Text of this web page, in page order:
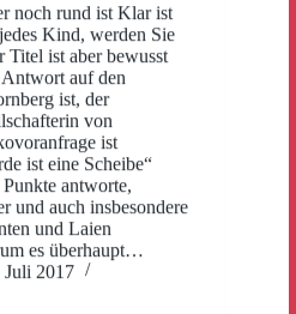
noch rund ist Klar ist
Kind, werden Sie
Titel ist aber bewusst
Antwort auf den
ist, der
von
ist
ist eine Scheibe“
antworte,
und auch insbesondere
und Laien
es überhaupt…
Juli 2017